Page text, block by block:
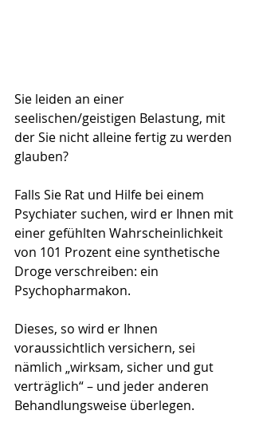
Sie leiden an einer
seelischen/geistigen Belastung, mit
der Sie nicht alleine fertig zu werden
glauben?
Falls Sie Rat und Hilfe bei einem
Psychiater suchen, wird er Ihnen mit
einer gefühlten Wahrscheinlichkeit
von 101 Prozent eine synthetische
Droge verschreiben: ein
Psychopharmakon.
Dieses, so wird er Ihnen
voraussichtlich versichern, sei
nämlich „wirksam, sicher und gut
verträglich“ – und jeder anderen
Behandlungsweise überlegen.